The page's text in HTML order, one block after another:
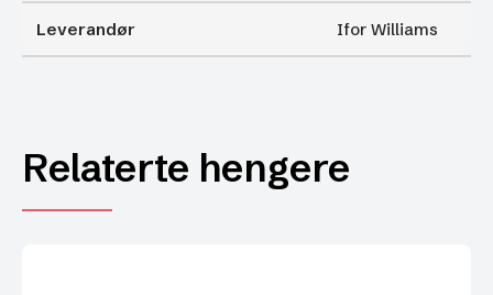
Leverandør Ifor Williams
Relaterte hengere